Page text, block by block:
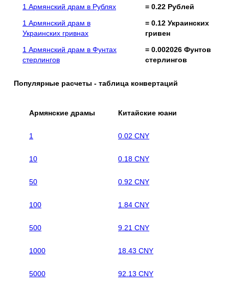
1 Армянский драм в Рублях
= 0.22 Рублей
1 Армянский драм в
Украинских гривнах
= 0.12 Украинских
гривен
1 Армянский драм в Фунтах
стерлингов
= 0.002026 Фунтов
стерлингов
Популярные расчеты - таблица конвертаций
Армянские драмы Китайские юани
1 0.02 CNY
10 0.18 CNY
50 0.92 CNY
100 1.84 CNY
500 9.21 CNY
1000 18.43 CNY
5000 92.13 CNY